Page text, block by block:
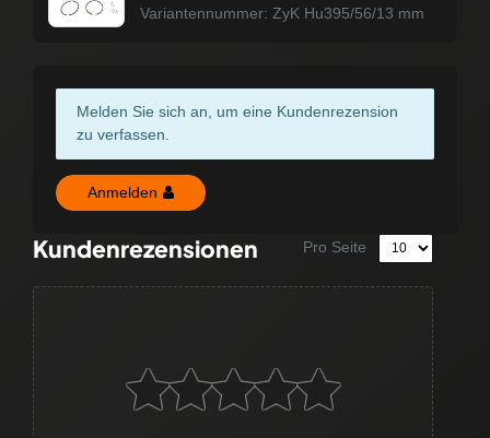
Variantennummer: ZyK Hu395/56/13 mm
Melden Sie sich an, um eine Kundenrezension
zu verfassen.
Anmelden
Kundenrezensionen Pro Seite